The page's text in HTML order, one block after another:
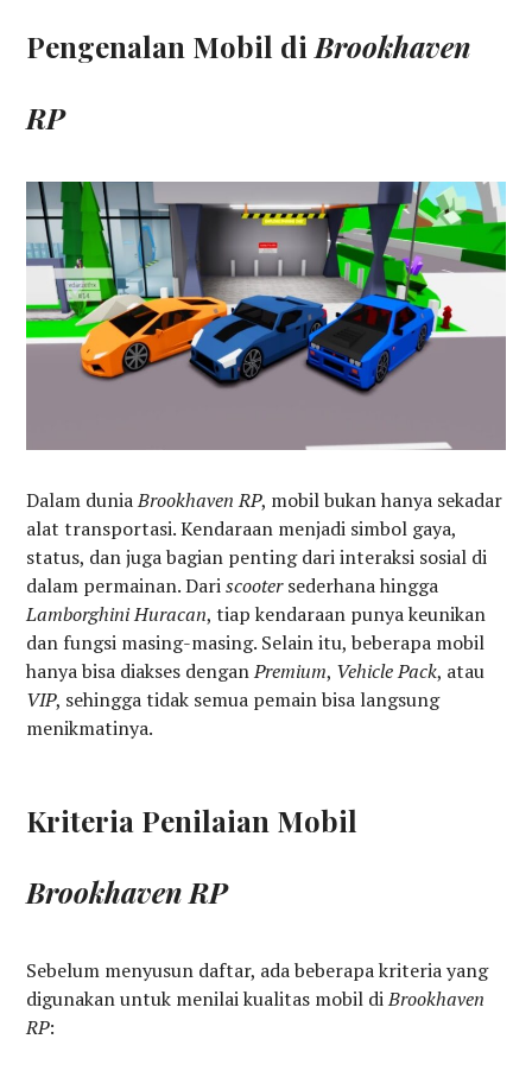
Pengenalan Mobil di Brookhaven
RP
Dalam duniaBrookhaven RP, mobil bukan hanya sekadar
alat transportasi. Kendaraan menjadi simbol gaya,
status, dan juga bagian penting dari interaksi sosial di
dalam permainan. Dariscootersederhana hingga
Lamborghini Huracan, tiap kendaraan punya keunikan
dan fungsi masing-masing. Selain itu, beberapa mobil
hanya bisa diakses denganPremium, Vehicle Pack, atau
VIP, sehingga tidak semua pemain bisa langsung
menikmatinya.
Kriteria Penilaian Mobil
Brookhaven RP
Sebelum menyusun daftar, ada beberapa kriteria yang
digunakan untuk menilai kualitas mobil diBrookhaven
RP: